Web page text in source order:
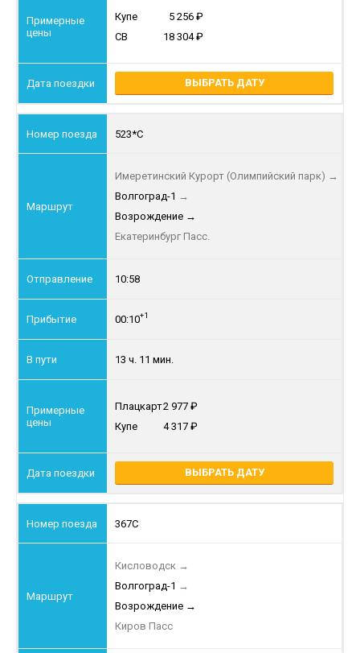
Купе
5 256
СВ
18 304
ВЫБРАТЬ ДАТУ
523*С
Имеретинский Курорт (Олимпийский парк) →
Волгоград-1 →
Возрождение →
Екатеринбург Пасс.
10:58
00:10+1
13 ч. 11 мин.
Плацкарт2 977
Купе
4 317
ВЫБРАТЬ ДАТУ
367С
Кисловодск →
Волгоград-1 →
Возрождение →
Киров Пасс